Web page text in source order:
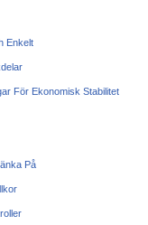
Enkelt
För Ekonomisk Stabilitet
På